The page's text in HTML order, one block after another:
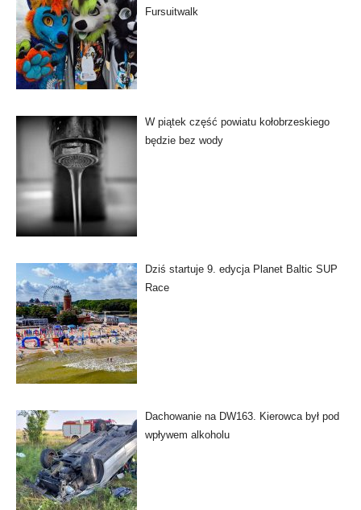
Fursuitwalk
W piątek część powiatu kołobrzeskiego
będzie bez wody
Dziś startuje 9. edycja Planet Baltic SUP
Race
Dachowanie na DW163. Kierowca był pod
wpływem alkoholu